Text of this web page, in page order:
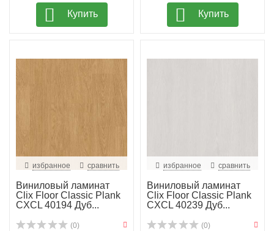
Купить Купить
избранное сравнить
Виниловый ламинат
Clix Floor Classic Plank
CXCL 40194 Дуб...
(0)
избранное сравнить
Виниловый ламинат
Clix Floor Classic Plank
CXCL 40239 Дуб...
(0)